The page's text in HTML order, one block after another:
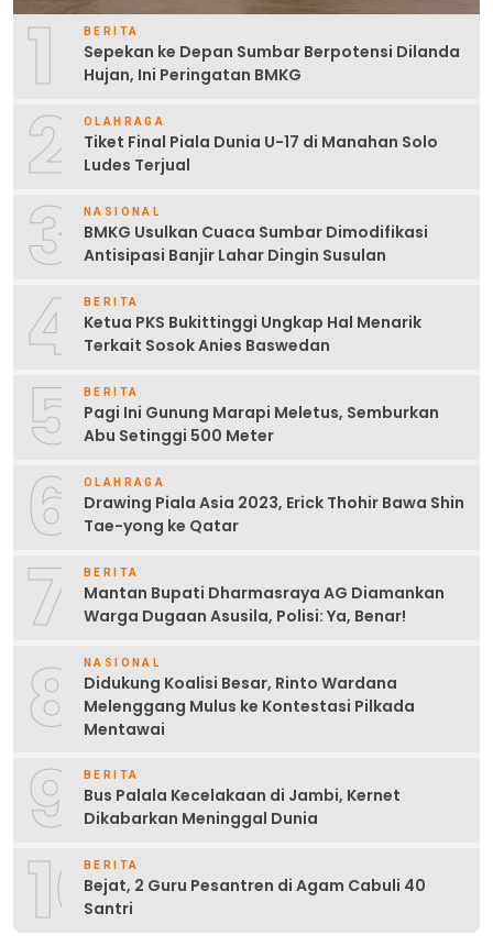
1 BERITA
Sepekan ke Depan Sumbar Berpotensi Dilanda
Hujan, Ini Peringatan BMKG
2 OLAHRAGA
Tiket Final Piala Dunia U-17 di Manahan Solo
Ludes Terjual
3 NASIONAL
BMKG Usulkan Cuaca Sumbar Dimodifikasi
Antisipasi Banjir Lahar Dingin Susulan
4 BERITA
Ketua PKS Bukittinggi Ungkap Hal Menarik
Terkait Sosok Anies Baswedan
5 BERITA
Pagi Ini Gunung Marapi Meletus, Semburkan
Abu Setinggi 500 Meter
6 OLAHRAGA
Drawing Piala Asia 2023, Erick Thohir Bawa Shin
Tae-yong ke Qatar
7 BERITA
Mantan Bupati Dharmasraya AG Diamankan
Warga Dugaan Asusila, Polisi: Ya, Benar!
8 NASIONAL
Didukung Koalisi Besar, Rinto Wardana
Melenggang Mulus ke Kontestasi Pilkada
Mentawai
9 BERITA
Bus Palala Kecelakaan di Jambi, Kernet
Dikabarkan Meninggal Dunia
10BERITA
Bejat, 2 Guru Pesantren di Agam Cabuli 40
Santri